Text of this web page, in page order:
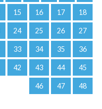
15 16 17 18
24 25 26 27
33 34 35 36
42 43 44 45
46 47 48